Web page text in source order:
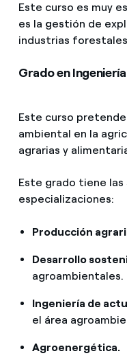
Este curso es muy
es la gestión de
industrias
Grado en
Este curso
ambiental en la
agrarias y
Este grado tiene
especializaciones:
Producción
Desarrollo
agroambientales.
Ingeniería de
el área
Agroenergética.